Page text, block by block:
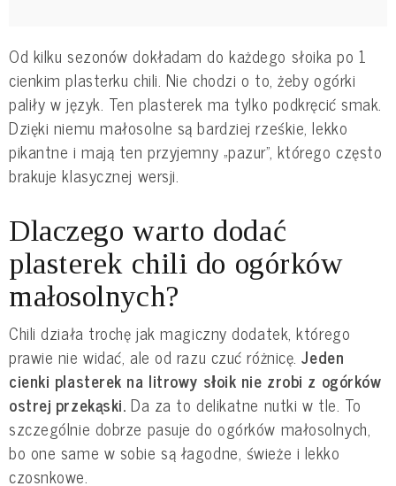
Od kilku sezonów dokładam do każdego słoika po 1
cienkim plasterku chili. Nie chodzi o to, żeby ogórki
paliły w język. Ten plasterek ma tylko podkręcić smak.
Dzięki niemu małosolne są bardziej rześkie, lekko
pikantne i mają ten przyjemny „pazur”, którego często
brakuje klasycznej wersji.
Dlaczego warto dodać
plasterek chili do ogórków
małosolnych?
Chili działa trochę jak magiczny dodatek, którego
prawie nie widać, ale od razu czuć różnicę.Jeden
cienki plasterek na litrowy słoik nie zrobi z ogórków
ostrej przekąski. Da za to delikatne nutki w tle. To
szczególnie dobrze pasuje do ogórków małosolnych,
bo one same w sobie są łagodne, świeże i lekko
czosnkowe.